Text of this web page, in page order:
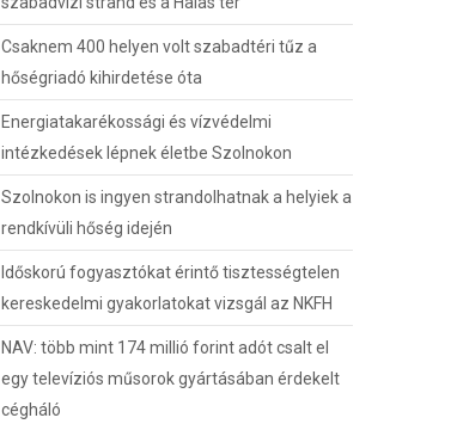
Csaknem 400 helyen volt szabadtéri tűz a
hőségriadó kihirdetése óta
Energiatakarékossági és vízvédelmi
intézkedések lépnek életbe Szolnokon
Szolnokon is ingyen strandolhatnak a helyiek a
rendkívüli hőség idején
Időskorú fogyasztókat érintő tisztességtelen
kereskedelmi gyakorlatokat vizsgál az NKFH
NAV: több mint 174 millió forint adót csalt el
egy televíziós műsorok gyártásában érdekelt
cégháló